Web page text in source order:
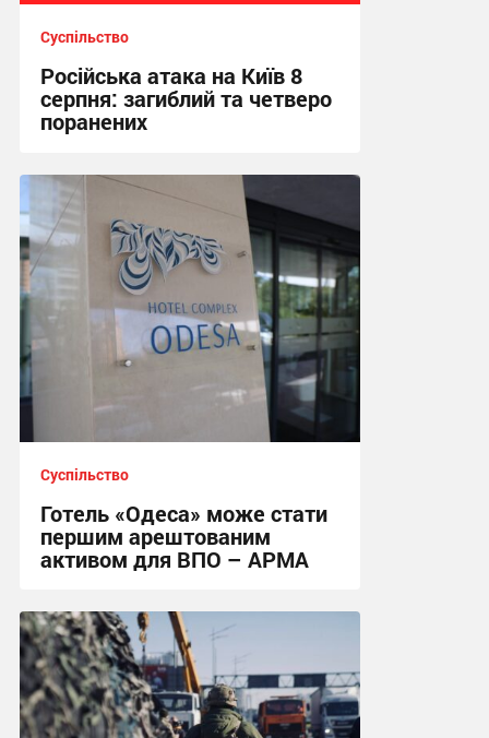
Суспільство
Російська атака на Київ 8
серпня: загиблий та четверо
поранених
10:37 сьогодні
Суспільство
Готель «Одеса» може стати
першим арештованим
активом для ВПО – АРМА
04:09 сьогодні